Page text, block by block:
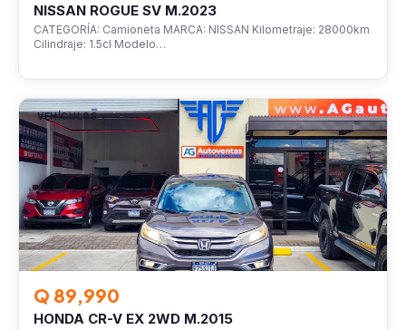
NISSAN ROGUE SV M.2023
CATEGORÍA: Camioneta MARCA: NISSAN Kilometraje: 28000km
Cilindraje: 1.5cl Modelo…
VEHÍCULOS
Q 89,990
HONDA CR-V EX 2WD M.2015